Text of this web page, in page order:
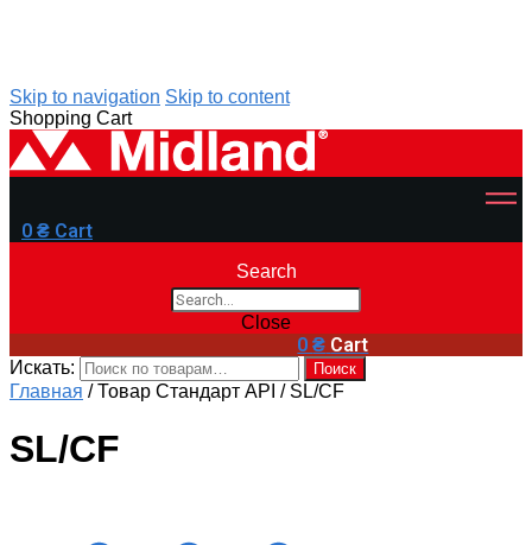
Skip to navigation Skip to content
Shopping Cart
0 ₴ Cart
Search
Close
0₴ Cart
Искать: Поиск
Главная /Товар Стандарт API / SL/CF
SL/CF